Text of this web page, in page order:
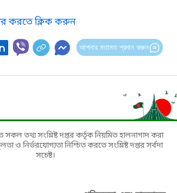
করতে ক্লিক করুন
আপনার মতামত প্রদান করুন
তথ্য সংশ্লিষ্ট দপ্তর কর্তৃক নিয়মিত হালনাগাদ করা
ও নির্ভরযোগ্যতা নিশ্চিত করতে সংশ্লিষ্ট দপ্তর সর্বদা
সচেষ্ট।